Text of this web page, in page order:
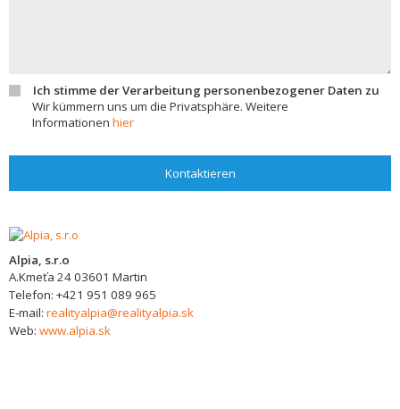
Ich stimme der Verarbeitung personenbezogener Daten zu
Wir kümmern uns um die Privatsphäre. Weitere
Informationen hier
Kontaktieren
Alpia, s.r.o
A.Kmeťa 2403601 Martin
Telefon: +421 951 089 965
E-mail: realityalpia@realityalpia.sk
Web: www.alpia.sk